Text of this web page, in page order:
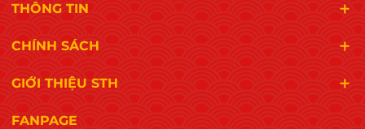
THÔNG TIN
CHÍNH SÁCH
GIỚI THIỆU STH
FANPAGE